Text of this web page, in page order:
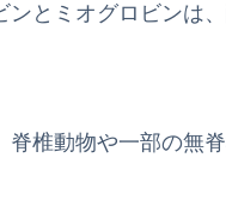
ンとミオグロビンは
脊椎動物や一部の無